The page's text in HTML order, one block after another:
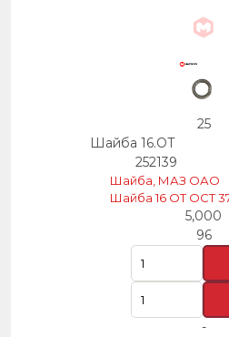
25
Шайба 16.ОТ
252139
Шайба, МАЗ ОАО
Шайба 16 OT OCT
5,000
96
-